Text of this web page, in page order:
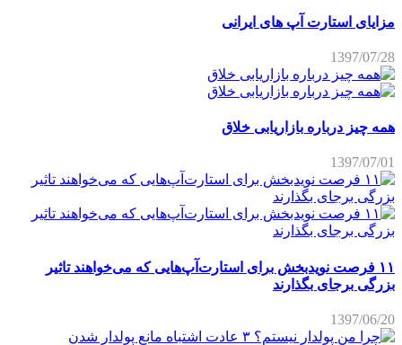
مزایای استارت آپ های ایرانی
1397/07/28
همه چیز درباره بازاریابی خلاق
1397/07/01
۱۱ فرصت نویدبخش برای استارت‌آپ‌هایی که می‌خواهند تاثیر
بزرگی برجای بگذارند
1397/06/20